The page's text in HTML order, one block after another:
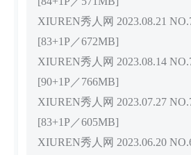
XIUREN秀人网 2023.08.21
[83+1P／672MB]
XIUREN秀人网 2023.08.14
[90+1P／766MB]
XIUREN秀人网 2023.07.27
[83+1P／605MB]
XIUREN秀人网 2023.06.20